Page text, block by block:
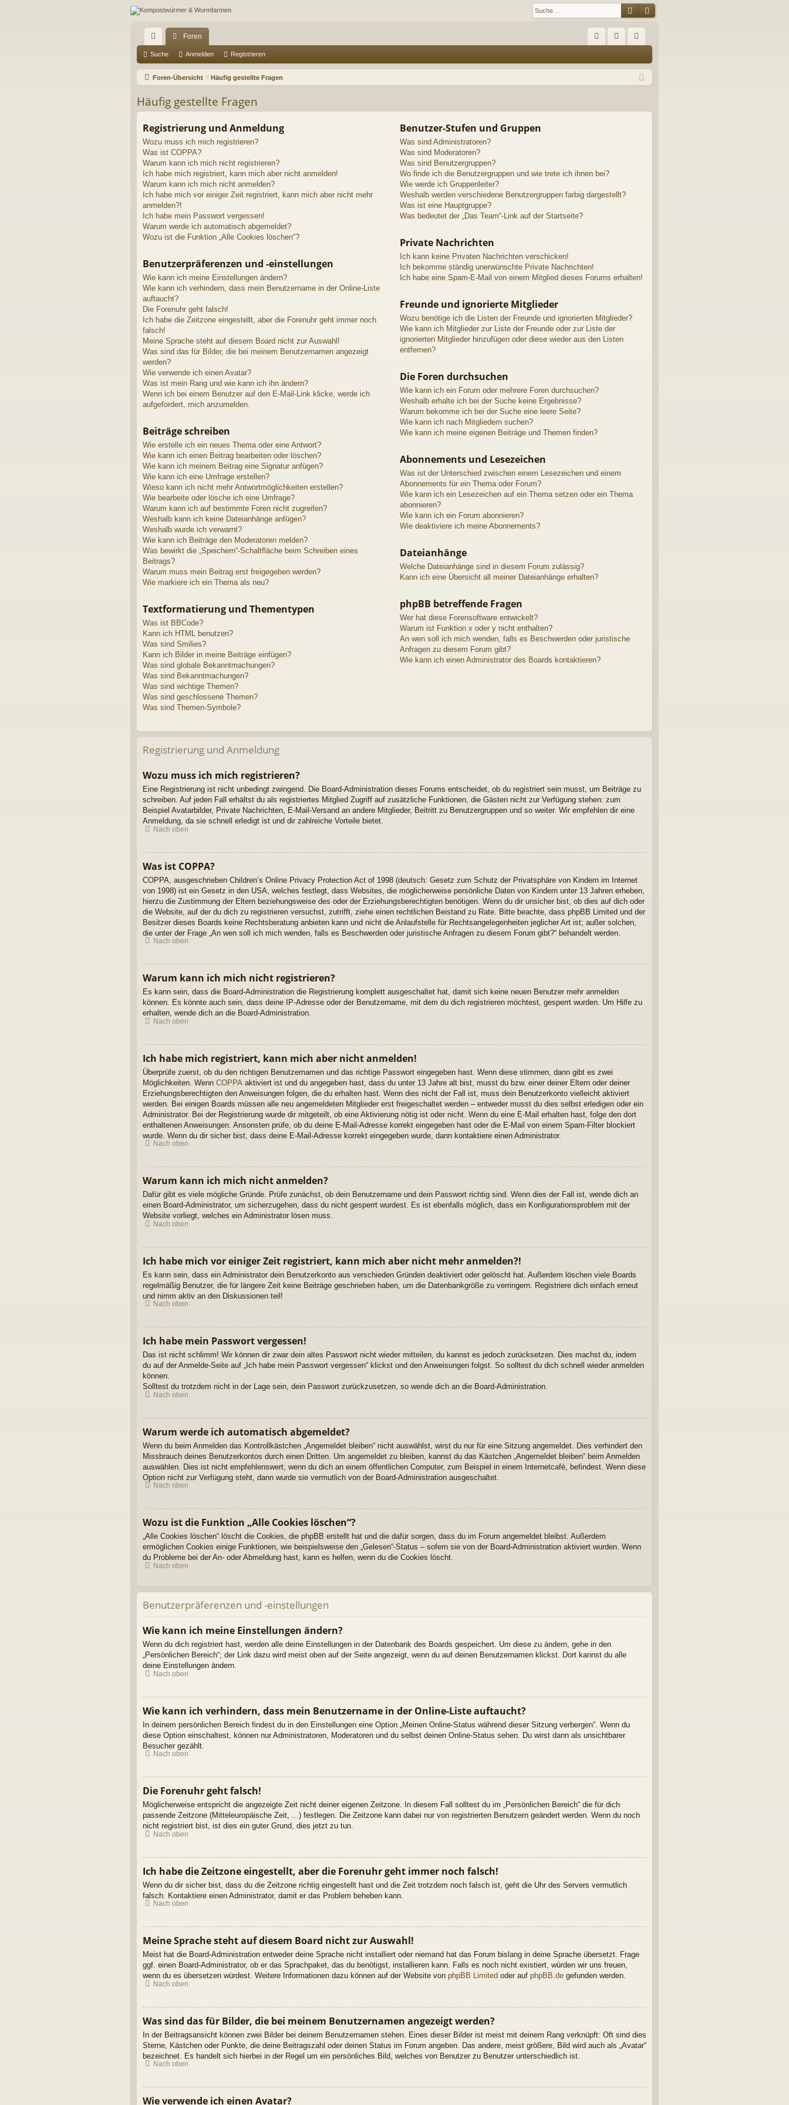
SucheErweiterte Suche
ch
ne
ug
riff
Foren
Q m ist
Suche Anmelden Registrieren
Foren-Übersicht Häufig gestellte Fragen
Häufig gestellte Fragen
Registrierung und Anmeldung
Wozu muss ich mich registrieren?
Was ist COPPA?
Warum kann ich mich nicht registrieren?
Ich habe mich registriert, kann mich aber nicht anmelden!
Warum kann ich mich nicht anmelden?
Ich habe mich vor einiger Zeit registriert, kann mich aber nicht mehr
anmelden?!
Ich habe mein Passwort vergessen!
Warum werde ich automatisch abgemeldet?
Wozu ist die Funktion „Alle Cookies löschen“?
Benutzerpräferenzen und -einstellungen
Wie kann ich meine Einstellungen ändern?
Wie kann ich verhindern, dass mein Benutzername in der Online-Liste
auftaucht?
Die Forenuhr geht falsch!
Ich habe die Zeitzone eingestellt, aber die Forenuhr geht immer noch
falsch!
Meine Sprache steht auf diesem Board nicht zur Auswahl!
Was sind das für Bilder, die bei meinem Benutzernamen angezeigt
werden?
Wie verwende ich einen Avatar?
Was ist mein Rang und wie kann ich ihn ändern?
Wenn ich bei einem Benutzer auf den E-Mail-Link klicke, werde ich
aufgefordert, mich anzumelden.
Beiträge schreiben
Wie erstelle ich ein neues Thema oder eine Antwort?
Wie kann ich einen Beitrag bearbeiten oder löschen?
Wie kann ich meinem Beitrag eine Signatur anfügen?
Wie kann ich eine Umfrage erstellen?
Wieso kann ich nicht mehr Antwortmöglichkeiten erstellen?
Wie bearbeite oder lösche ich eine Umfrage?
Warum kann ich auf bestimmte Foren nicht zugreifen?
Weshalb kann ich keine Dateianhänge anfügen?
Weshalb wurde ich verwarnt?
Wie kann ich Beiträge den Moderatoren melden?
Was bewirkt die „Speichern“-Schaltfläche beim Schreiben eines
Beitrags?
Warum muss mein Beitrag erst freigegeben werden?
Wie markiere ich ein Thema als neu?
Textformatierung und Thementypen
Was ist BBCode?
Kann ich HTML benutzen?
Was sind Smilies?
Kann ich Bilder in meine Beiträge einfügen?
Was sind globale Bekanntmachungen?
Was sind Bekanntmachungen?
Was sind wichtige Themen?
Was sind geschlossene Themen?
Was sind Themen-Symbole?
Benutzer-Stufen und Gruppen
Was sind Administratoren?
Was sind Moderatoren?
Was sind Benutzergruppen?
Wo finde ich die Benutzergruppen und wie trete ich ihnen bei?
Wie werde ich Gruppenleiter?
Weshalb werden verschiedene Benutzergruppen farbig dargestellt?
Was ist eine Hauptgruppe?
Was bedeutet der „Das Team“-Link auf der Startseite?
Private Nachrichten
Ich kann keine Privaten Nachrichten verschicken!
Ich bekomme ständig unerwünschte Private Nachrichten!
Ich habe eine Spam-E-Mail von einem Mitglied dieses Forums erhalten!
Freunde und ignorierte Mitglieder
Wozu benötige ich die Listen der Freunde und ignorierten Mitglieder?
Wie kann ich Mitglieder zur Liste der Freunde oder zur Liste der
ignorierten Mitglieder hinzufügen oder diese wieder aus den Listen
entfernen?
Die Foren durchsuchen
Wie kann ich ein Forum oder mehrere Foren durchsuchen?
Weshalb erhalte ich bei der Suche keine Ergebnisse?
Warum bekomme ich bei der Suche eine leere Seite?
Wie kann ich nach Mitgliedern suchen?
Wie kann ich meine eigenen Beiträge und Themen finden?
Abonnements und Lesezeichen
Was ist der Unterschied zwischen einem Lesezeichen und einem
Abonnements für ein Thema oder Forum?
Wie kann ich ein Lesezeichen auf ein Thema setzen oder ein Thema
abonnieren?
Wie kann ich ein Forum abonnieren?
Wie deaktiviere ich meine Abonnements?
Dateianhänge
Welche Dateianhänge sind in diesem Forum zulässig?
Kann ich eine Übersicht all meiner Dateianhänge erhalten?
phpBB betreffende Fragen
Wer hat diese Forensoftware entwickelt?
Warum ist Funktion x oder y nicht enthalten?
An wen soll ich mich wenden, falls es Beschwerden oder juristische
Anfragen zu diesem Forum gibt?
Wie kann ich einen Administrator des Boards kontaktieren?
Registrierung und Anmeldung
Wozu muss ich mich registrieren?
Eine Registrierung ist nicht unbedingt zwingend. Die Board-Administration dieses Forums entscheidet, ob du registriert sein musst, um Beiträge zu
schreiben. Auf jeden Fall erhältst du als registriertes Mitglied Zugriff auf zusätzliche Funktionen, die Gästen nicht zur Verfügung stehen: zum
Beispiel Avatarbilder, Private Nachrichten, E-Mail-Versand an andere Mitglieder, Beitritt zu Benutzergruppen und so weiter. Wir empfehlen dir eine
Anmeldung, da sie schnell erledigt ist und dir zahlreiche Vorteile bietet.
Nach oben
Was ist COPPA?
COPPA, ausgeschrieben Children’s Online Privacy Protection Act of 1998 (deutsch: Gesetz zum Schutz der Privatsphäre von Kindern im Internet
von 1998) ist ein Gesetz in den USA, welches festlegt, dass Websites, die möglicherweise persönliche Daten von Kindern unter 13 Jahren erheben,
hierzu die Zustimmung der Eltern beziehungsweise des oder der Erziehungsberechtigten benötigen. Wenn du dir unsicher bist, ob dies auf dich oder
die Website, auf der du dich zu registrieren versuchst, zutrifft, ziehe einen rechtlichen Beistand zu Rate. Bitte beachte, dass phpBB Limited und der
Besitzer dieses Boards keine Rechtsberatung anbieten kann und nicht die Anlaufstelle für Rechtsangelegenheiten jeglicher Art ist; außer solchen,
die unter der Frage „An wen soll ich mich wenden, falls es Beschwerden oder juristische Anfragen zu diesem Forum gibt?“ behandelt werden.
Nach oben
Warum kann ich mich nicht registrieren?
Es kann sein, dass die Board-Administration die Registrierung komplett ausgeschaltet hat, damit sich keine neuen Benutzer mehr anmelden
können. Es könnte auch sein, dass deine IP-Adresse oder der Benutzername, mit dem du dich registrieren möchtest, gesperrt wurden. Um Hilfe zu
erhalten, wende dich an die Board-Administration.
Nach oben
Ich habe mich registriert, kann mich aber nicht anmelden!
Überprüfe zuerst, ob du den richtigen Benutzernamen und das richtige Passwort eingegeben hast. Wenn diese stimmen, dann gibt es zwei
Möglichkeiten. Wenn COPPA aktiviert ist und du angegeben hast, dass du unter 13 Jahre alt bist, musst du bzw. einer deiner Eltern oder deiner
Erziehungsberechtigten den Anweisungen folgen, die du erhalten hast. Wenn dies nicht der Fall ist, muss dein Benutzerkonto vielleicht aktiviert
werden. Bei einigen Boards müssen alle neu angemeldeten Mitglieder erst freigeschaltet werden – entweder musst du dies selbst erledigen oder ein
Administrator. Bei der Registrierung wurde dir mitgeteilt, ob eine Aktivierung nötig ist oder nicht. Wenn du eine E-Mail erhalten hast, folge den dort
enthaltenen Anweisungen. Ansonsten prüfe, ob du deine E-Mail-Adresse korrekt eingegeben hast oder die E-Mail von einem Spam-Filter blockiert
wurde. Wenn du dir sicher bist, dass deine E-Mail-Adresse korrekt eingegeben wurde, dann kontaktiere einen Administrator.
Nach oben
Warum kann ich mich nicht anmelden?
Dafür gibt es viele mögliche Gründe. Prüfe zunächst, ob dein Benutzername und dein Passwort richtig sind. Wenn dies der Fall ist, wende dich an
einen Board-Administrator, um sicherzugehen, dass du nicht gesperrt wurdest. Es ist ebenfalls möglich, dass ein Konfigurationsproblem mit der
Website vorliegt, welches ein Administrator lösen muss.
Nach oben
Ich habe mich vor einiger Zeit registriert, kann mich aber nicht mehr anmelden?!
Es kann sein, dass ein Administrator dein Benutzerkonto aus verschieden Gründen deaktiviert oder gelöscht hat. Außerdem löschen viele Boards
regelmäßig Benutzer, die für längere Zeit keine Beiträge geschrieben haben, um die Datenbankgröße zu verringern. Registriere dich einfach erneut
und nimm aktiv an den Diskussionen teil!
Nach oben
Ich habe mein Passwort vergessen!
Das ist nicht schlimm! Wir können dir zwar dein altes Passwort nicht wieder mitteilen, du kannst es jedoch zurücksetzen. Dies machst du, indem
du auf der Anmelde-Seite auf „Ich habe mein Passwort vergessen“ klickst und den Anweisungen folgst. So solltest du dich schnell wieder anmelden
können.
Solltest du trotzdem nicht in der Lage sein, dein Passwort zurückzusetzen, so wende dich an die Board-Administration.
Nach oben
Warum werde ich automatisch abgemeldet?
Wenn du beim Anmelden das Kontrollkästchen „Angemeldet bleiben“ nicht auswählst, wirst du nur für eine Sitzung angemeldet. Dies verhindert den
Missbrauch deines Benutzerkontos durch einen Dritten. Um angemeldet zu bleiben, kannst du das Kästchen „Angemeldet bleiben“ beim Anmelden
auswählen. Dies ist nicht empfehlenswert, wenn du dich an einem öffentlichen Computer, zum Beispiel in einem Internetcafé, befindest. Wenn diese
Option nicht zur Verfügung steht, dann wurde sie vermutlich von der Board-Administration ausgeschaltet.
Nach oben
Wozu ist die Funktion „Alle Cookies löschen“?
„Alle Cookies löschen“ löscht die Cookies, die phpBB erstellt hat und die dafür sorgen, dass du im Forum angemeldet bleibst. Außerdem
ermöglichen Cookies einige Funktionen, wie beispielsweise den „Gelesen“-Status – sofern sie von der Board-Administration aktiviert wurden. Wenn
du Probleme bei der An- oder Abmeldung hast, kann es helfen, wenn du die Cookies löscht.
Nach oben
Benutzerpräferenzen und -einstellungen
Wie kann ich meine Einstellungen ändern?
Wenn du dich registriert hast, werden alle deine Einstellungen in der Datenbank des Boards gespeichert. Um diese zu ändern, gehe in den
„Persönlichen Bereich“; der Link dazu wird meist oben auf der Seite angezeigt, wenn du auf deinen Benutzernamen klickst. Dort kannst du alle
deine Einstellungen ändern.
Nach oben
Wie kann ich verhindern, dass mein Benutzername in der Online-Liste auftaucht?
In deinem persönlichen Bereich findest du in den Einstellungen eine Option „Meinen Online-Status während dieser Sitzung verbergen“. Wenn du
diese Option einschaltest, können nur Administratoren, Moderatoren und du selbst deinen Online-Status sehen. Du wirst dann als unsichtbarer
Besucher gezählt.
Nach oben
Die Forenuhr geht falsch!
Möglicherweise entspricht die angezeigte Zeit nicht deiner eigenen Zeitzone. In diesem Fall solltest du im „Persönlichen Bereich“ die für dich
passende Zeitzone (Mitteleuropäische Zeit, ...) festlegen. Die Zeitzone kann dabei nur von registrierten Benutzern geändert werden. Wenn du noch
nicht registriert bist, ist dies ein guter Grund, dies jetzt zu tun.
Nach oben
Ich habe die Zeitzone eingestellt, aber die Forenuhr geht immer noch falsch!
Wenn du dir sicher bist, dass du die Zeitzone richtig eingestellt hast und die Zeit trotzdem noch falsch ist, geht die Uhr des Servers vermutlich
falsch. Kontaktiere einen Administrator, damit er das Problem beheben kann.
Nach oben
Meine Sprache steht auf diesem Board nicht zur Auswahl!
Meist hat die Board-Administration entweder deine Sprache nicht installiert oder niemand hat das Forum bislang in deine Sprache übersetzt. Frage
ggf. einen Board-Administrator, ob er das Sprachpaket, das du benötigst, installieren kann. Falls es noch nicht existiert, würden wir uns freuen,
wenn du es übersetzen würdest. Weitere Informationen dazu können auf der Website von phpBB Limited oder auf phpBB.de gefunden werden.
Nach oben
Was sind das für Bilder, die bei meinem Benutzernamen angezeigt werden?
In der Beitragsansicht können zwei Bilder bei deinem Benutzernamen stehen. Eines dieser Bilder ist meist mit deinem Rang verknüpft: Oft sind dies
Sterne, Kästchen oder Punkte, die deine Beitragszahl oder deinen Status im Forum angeben. Das andere, meist größere, Bild wird auch als „Avatar“
bezeichnet. Es handelt sich hierbei in der Regel um ein persönliches Bild, welches von Benutzer zu Benutzer unterschiedlich ist.
Nach oben
Wie verwende ich einen Avatar?